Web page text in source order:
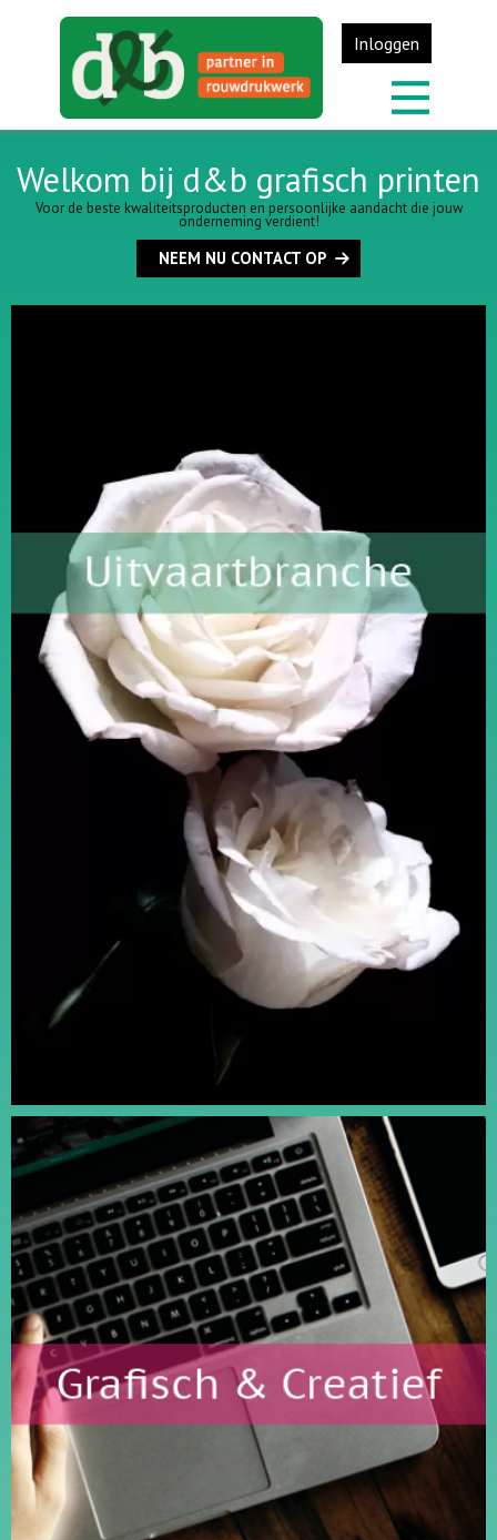
Inloggen
Welkom bij d&b grafisch printen
Voor de beste kwaliteitsproducten en persoonlijke aandacht die jouw
onderneming verdient!
NEEM NU CONTACT OP